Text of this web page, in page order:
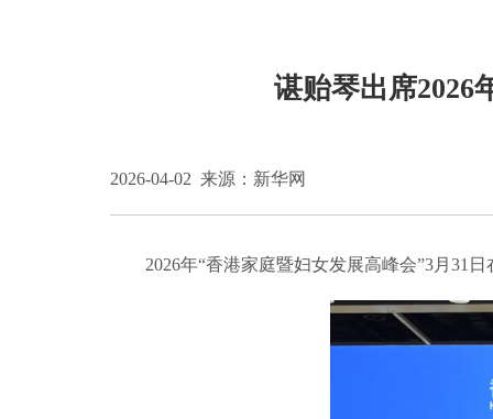
谌贻琴出席2026
2026-04-02 来源：新华网
2026年“香港家庭暨妇女发展高峰会”3月31